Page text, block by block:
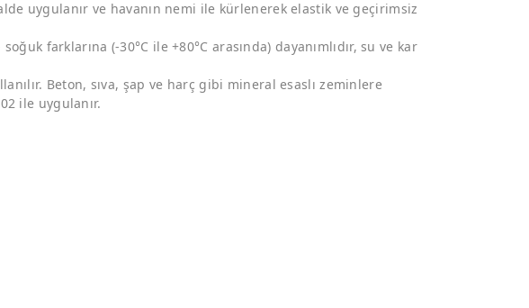
uygulanır ve havanın nemi ile kürlenerek elastik ve geçirimsiz
farklarına (-30°C ile +80°C arasında) dayanımlıdır, su ve kar
Beton, sıva, şap ve harç gibi mineral esaslı zeminlere
ile uygulanır.